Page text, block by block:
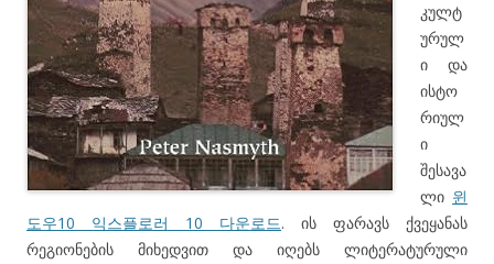
კულტ
ურულ
ი და
ისტო
რიულ
ი
შესავა
ლი 윈
도우10 익스플로러 10 다운로드. ის ფარავს ქვეყანას
რეგიონების მიხედვით და იღებს ლიტერატურული